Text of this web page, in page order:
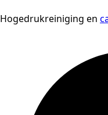
Hogedrukreiniging en